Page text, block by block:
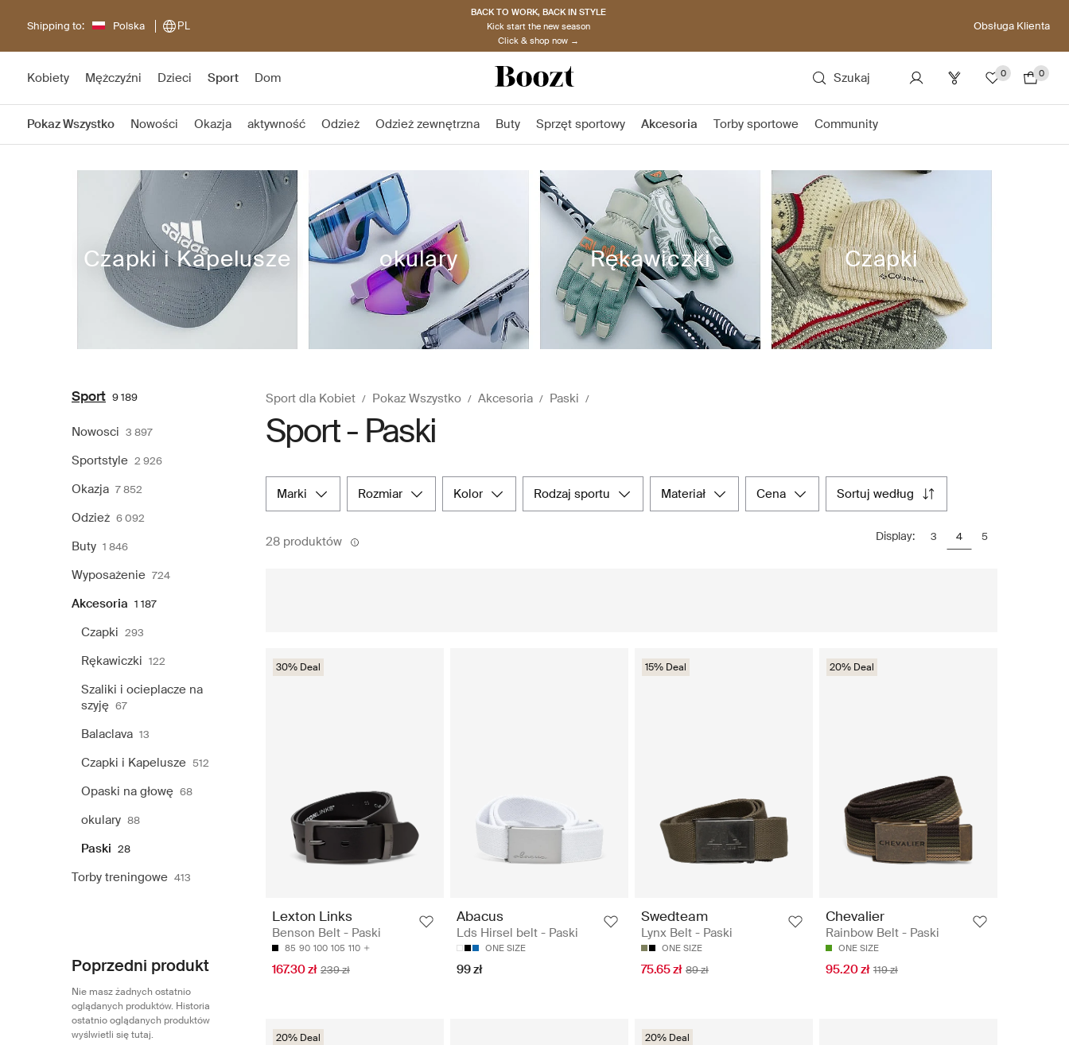
Shipping to: Polska PL
BACK TO WORK, BACK IN STYLE
Kick start the new season
Click & shop now →
Obsługa Klienta
Kobiety Mężczyźni Dzieci Sport Dom Szukaj 0 0
Pokaz Wszystko Nowości Okazja aktywność Odzież Odzież zewnętrzna Buty Sprzęt sportowy Akcesoria Torby sportowe Community
Czapki i Kapelusze okulary Rękawiczki Czapki
Sport 9 189
Nowosci 3 897
Sportstyle 2 926
Okazja 7 852
Odzież 6 092
Buty 1 846
Wyposażenie 724
Akcesoria 1 187
Czapki 293
Rękawiczki 122
Szaliki i ocieplacze na
szyję 67
Balaclava 13
Czapki i Kapelusze 512
Opaski na głowę 68
okulary 88
Paski 28
Torby treningowe 413
Poprzedni produkt
Nie masz żadnych ostatnio
oglądanych produktów. Historia
ostatnio oglądanych produktów
wyślwietli się tutaj.
Sport dla Kobiet Pokaz Wszystko Akcesoria Paski
Sport - Paski
marki rozmiar kolor rodzaj sportu materiał cena sortuj według
28 produktów Display: 3 4 5
30% Deal
Lexton Links
Benson Belt - Paski
85 90 100 105 110
167.30 zł 239 zł
Abacus
Lds Hirsel belt - Paski
ONE SIZE
99 zł
15% Deal
Swedteam
Lynx Belt - Paski
ONE SIZE
75.65 zł 89 zł
20% Deal
Chevalier
Rainbow Belt - Paski
ONE SIZE
95.20 zł 119 zł
20% Deal 20% Deal